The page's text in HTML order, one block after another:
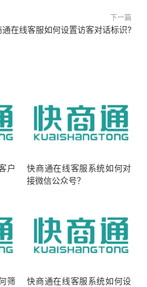
下一篇
通在线客服如何设置访客对话标识?
户
快商通在线客服系统如何对
接微信公众号？
筛
快商通在线客服系统如何设